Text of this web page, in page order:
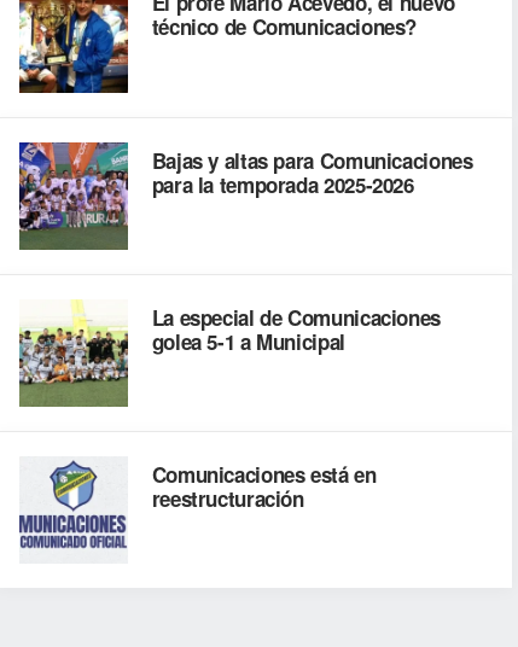
técnico de Comunicaciones?
Bajas y altas para Comunicaciones
para la temporada 2025-2026
La especial de Comunicaciones
golea 5-1 a Municipal
Comunicaciones está en
reestructuración